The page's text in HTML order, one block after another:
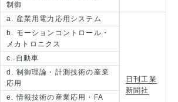
制御
a. 産業用電力応用システム
日刊工業
新聞社
b. モーションコントロール・
メカトロニクス
c. 自動車
d. 制御理論・計測技術の産業
応用
e. 情報技術の産業応用・FA